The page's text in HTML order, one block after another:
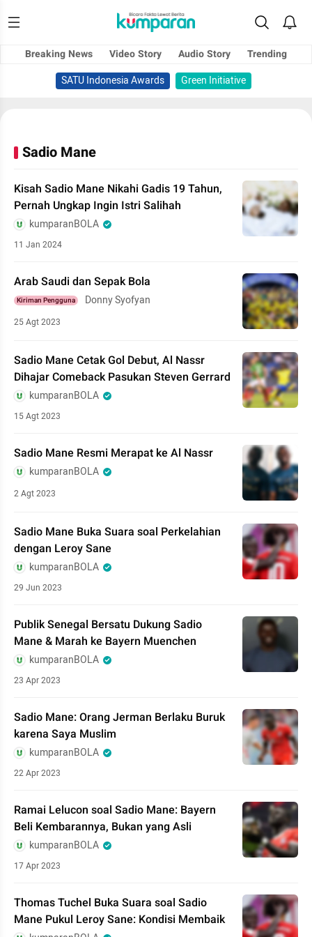
Breaking News Video Story Audio Story
Trending
SATU Indonesia Awards
Green Initiative
Sadio Mane
Kisah Sadio Mane Nikahi Gadis 19 Tahun,
Pernah Ungkap Ingin Istri Salihah
kumparanBOLA
11 Jan 2024
Arab Saudi dan Sepak Bola
Kiriman Pengguna Donny Syofyan
25 Agt 2023
Sadio Mane Cetak Gol Debut, Al Nassr
Dihajar Comeback Pasukan Steven Gerrard
kumparanBOLA
15 Agt 2023
Sadio Mane Resmi Merapat ke Al Nassr
kumparanBOLA
2 Agt 2023
Sadio Mane Buka Suara soal Perkelahian
dengan Leroy Sane
kumparanBOLA
29 Jun 2023
Publik Senegal Bersatu Dukung Sadio
Mane & Marah ke Bayern Muenchen
kumparanBOLA
23 Apr 2023
Sadio Mane: Orang Jerman Berlaku Buruk
karena Saya Muslim
kumparanBOLA
22 Apr 2023
Ramai Lelucon soal Sadio Mane: Bayern
Beli Kembarannya, Bukan yang Asli
kumparanBOLA
17 Apr 2023
Thomas Tuchel Buka Suara soal Sadio
Mane Pukul Leroy Sane: Kondisi Membaik